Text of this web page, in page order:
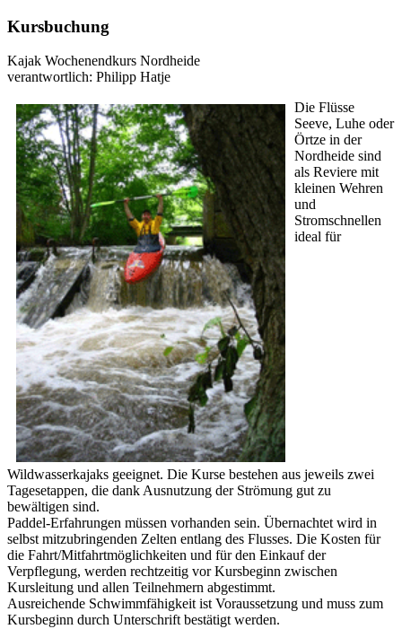
Kursbuchung
Kajak Wochenendkurs Nordheide
verantwortlich: Philipp Hatje
Die Flüsse
Seeve, Luhe oder
Örtze in der
Nordheide sind
als Reviere mit
kleinen Wehren
und
Stromschnellen
ideal für
Wildwasserkajaks geeignet. Die Kurse bestehen aus jeweils zwei
Tagesetappen, die dank Ausnutzung der Strömung gut zu
bewältigen sind.
Paddel-Erfahrungen müssen vorhanden sein. Übernachtet wird in
selbst mitzubringenden Zelten entlang des Flusses. Die Kosten für
die Fahrt/Mitfahrtmöglichkeiten und für den Einkauf der
Verpflegung, werden rechtzeitig vor Kursbeginn zwischen
Kursleitung und allen Teilnehmern abgestimmt.
Ausreichende Schwimmfähigkeit ist Voraussetzung und muss zum
Kursbeginn durch Unterschrift bestätigt werden.